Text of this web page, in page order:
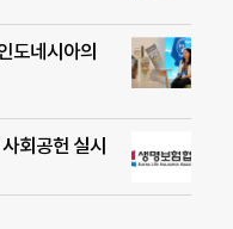
도네시아의
회공헌 실시